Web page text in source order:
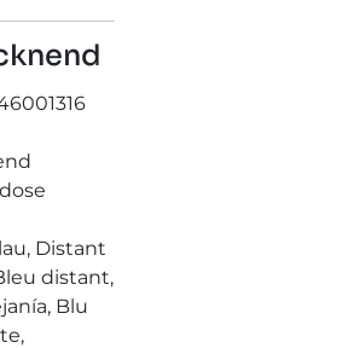
Distant
distant,
Blu